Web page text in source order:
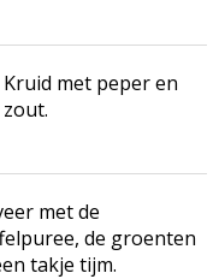
Kruid met peper en
zout.
met de
de groenten
takje tijm.